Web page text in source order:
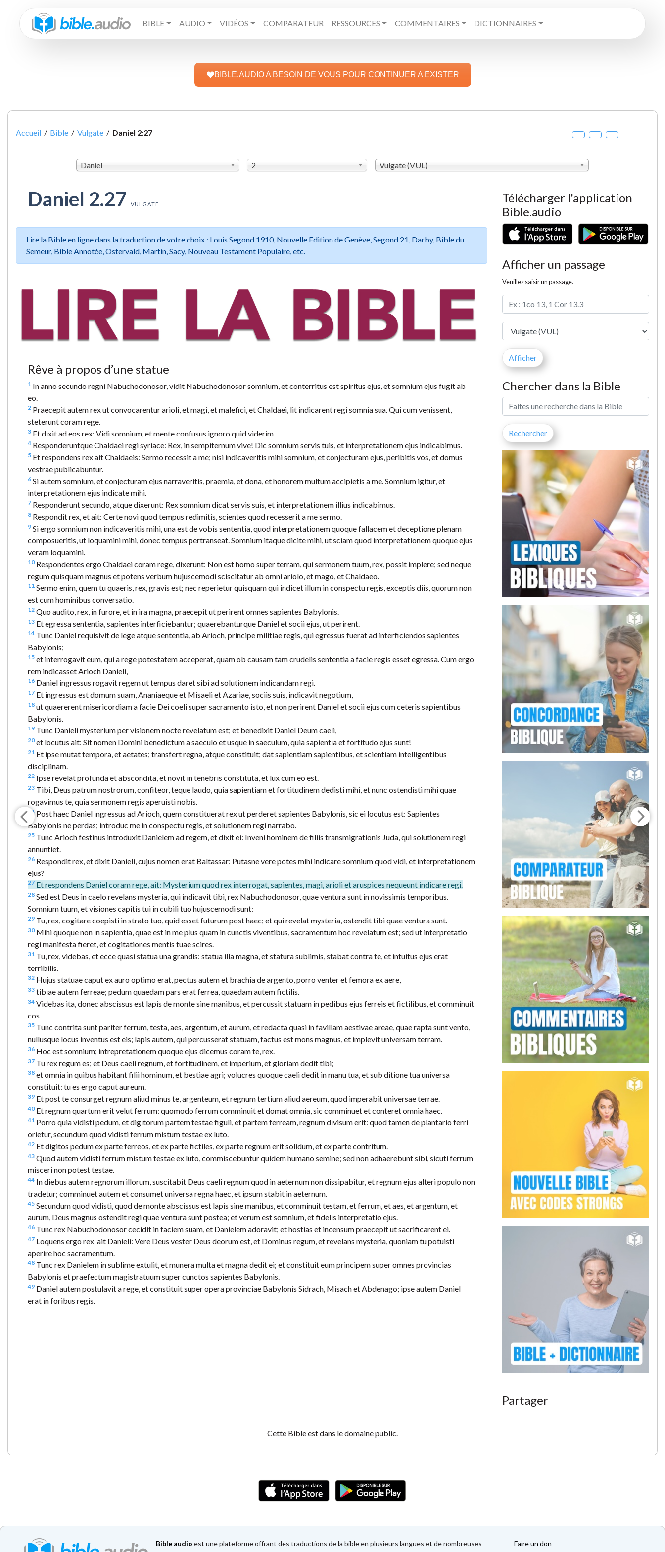
BIBLE AUDIO VIDÉOS COMPARATEUR RESSOURCES COMMENTAIRES DICTIONNAIRES
BIBLE.AUDIO A BESOIN DE VOUS POUR CONTINUER A EXISTER
Accueil / Bible / Vulgate / Daniel 2:27
Daniel 2 Vulgate (VUL)
Daniel 2.27 VULGATE
Lire la Bible en ligne dans la traduction de votre choix : Louis Segond 1910, Nouvelle Edition de Genève, Segond 21, Darby, Bible du
Semeur, Bible Annotée, Ostervald, Martin, Sacy, Nouveau Testament Populaire, etc.
Rêve à propos d’une statue
1 In anno secundo regni Nabuchodonosor, vidit Nabuchodonosor somnium, et conterritus est spiritus ejus, et somnium ejus fugit ab
eo.
2 Praecepit autem rex ut convocarentur arioli, et magi, et malefici, et Chaldaei, lit indicarent regi somnia sua. Qui cum venissent,
steterunt coram rege.
3 Et dixit ad eos rex: Vidi somnium, et mente confusus ignoro quid viderim.
4 Responderuntque Chaldaei regi syriace: Rex, in sempiternum vive! Dic somnium servis tuis, et interpretationem ejus indicabimus.
5 Et respondens rex ait Chaldaeis: Sermo recessit a me; nisi indicaveritis mihi somnium, et conjecturam ejus, peribitis vos, et domus
vestrae publicabuntur.
6 Si autem somnium, et conjecturam ejus narraveritis, praemia, et dona, et honorem multum accipietis a me. Somnium igitur, et
interpretationem ejus indicate mihi.
7 Responderunt secundo, atque dixerunt: Rex somnium dicat servis suis, et interpretationem illius indicabimus.
8 Respondit rex, et ait: Certe novi quod tempus redimitis, scientes quod recesserit a me sermo.
9 Si ergo somnium non indicaveritis mihi, una est de vobis sententia, quod interpretationem quoque fallacem et deceptione plenam
composueritis, ut loquamini mihi, donec tempus pertranseat. Somnium itaque dicite mihi, ut sciam quod interpretationem quoque ejus
veram loquamini.
10Respondentes ergo Chaldaei coram rege, dixerunt: Non est homo super terram, qui sermonem tuum, rex, possit implere; sed neque
regum quisquam magnus et potens verbum hujuscemodi sciscitatur ab omni ariolo, et mago, et Chaldaeo.
11 Sermo enim, quem tu quaeris, rex, gravis est; nec reperietur quisquam qui indicet illum in conspectu regis, exceptis diis, quorum non
est cum hominibus conversatio.
12 Quo audito, rex, in furore, et in ira magna, praecepit ut perirent omnes sapientes Babylonis.
13 Et egressa sententia, sapientes interficiebantur; quaerebanturque Daniel et socii ejus, ut perirent.
14 Tunc Daniel requisivit de lege atque sententia, ab Arioch, principe militiae regis, qui egressus fuerat ad interficiendos sapientes
Babylonis;
15 et interrogavit eum, qui a rege potestatem acceperat, quam ob causam tam crudelis sententia a facie regis esset egressa. Cum ergo
rem indicasset Arioch Danieli,
16 Daniel ingressus rogavit regem ut tempus daret sibi ad solutionem indicandam regi.
17 Et ingressus est domum suam, Ananiaeque et Misaeli et Azariae, sociis suis, indicavit negotium,
18 ut quaererent misericordiam a facie Dei coeli super sacramento isto, et non perirent Daniel et socii ejus cum ceteris sapientibus
Babylonis.
19 Tunc Danieli mysterium per visionem nocte revelatum est; et benedixit Daniel Deum caeli,
20et locutus ait: Sit nomen Domini benedictum a saeculo et usque in saeculum, quia sapientia et fortitudo ejus sunt!
21 Et ipse mutat tempora, et aetates; transfert regna, atque constituit; dat sapientiam sapientibus, et scientiam intelligentibus
disciplinam.
22 Ipse revelat profunda et abscondita, et novit in tenebris constituta, et lux cum eo est.
23 Tibi, Deus patrum nostrorum, confiteor, teque laudo, quia sapientiam et fortitudinem dedisti mihi, et nunc ostendisti mihi quae
rogavimus te, quia sermonem regis aperuisti nobis.
24 Post haec Daniel ingressus ad Arioch, quem constituerat rex ut perderet sapientes Babylonis, sic ei locutus est: Sapientes
Babylonis ne perdas; introduc me in conspectu regis, et solutionem regi narrabo.
25 Tunc Arioch festinus introduxit Danielem ad regem, et dixit ei: Inveni hominem de filiis transmigrationis Juda, qui solutionem regi
annuntiet.
26 Respondit rex, et dixit Danieli, cujus nomen erat Baltassar: Putasne vere potes mihi indicare somnium quod vidi, et interpretationem
ejus?
27 Et respondens Daniel coram rege, ait: Mysterium quod rex interrogat, sapientes, magi, arioli et aruspices nequeunt indicare regi.
28 Sed est Deus in caelo revelans mysteria, qui indicavit tibi, rex Nabuchodonosor, quae ventura sunt in novissimis temporibus.
Somnium tuum, et visiones capitis tui in cubili tuo hujuscemodi sunt:
29 Tu, rex, cogitare coepisti in strato tuo, quid esset futurum post haec; et qui revelat mysteria, ostendit tibi quae ventura sunt.
30Mihi quoque non in sapientia, quae est in me plus quam in cunctis viventibus, sacramentum hoc revelatum est; sed ut interpretatio
regi manifesta fieret, et cogitationes mentis tuae scires.
31 Tu, rex, videbas, et ecce quasi statua una grandis: statua illa magna, et statura sublimis, stabat contra te, et intuitus ejus erat
terribilis.
32 Hujus statuae caput ex auro optimo erat, pectus autem et brachia de argento, porro venter et femora ex aere,
33 tibiae autem ferreae; pedum quaedam pars erat ferrea, quaedam autem fictilis.
34 Videbas ita, donec abscissus est lapis de monte sine manibus, et percussit statuam in pedibus ejus ferreis et fictilibus, et comminuit
cos.
35 Tunc contrita sunt pariter ferrum, testa, aes, argentum, et aurum, et redacta quasi in favillam aestivae areae, quae rapta sunt vento,
nullusque locus inventus est eis; lapis autem, qui percusserat statuam, factus est mons magnus, et implevit universam terram.
36 Hoc est somnium; intrepretationem quoque ejus dicemus coram te, rex.
37 Tu rex regum es; et Deus caeli regnum, et fortitudinem, et imperium, et gloriam dedit tibi;
38 et omnia in quibus habitant filii hominum, et bestiae agri; volucres quoque caeli dedit in manu tua, et sub ditione tua universa
constituit: tu es ergo caput aureum.
39 Et post te consurget regnum aliud minus te, argenteum, et regnum tertium aliud aereum, quod imperabit universae terrae.
40Et regnum quartum erit velut ferrum: quomodo ferrum comminuit et domat omnia, sic comminuet et conteret omnia haec.
41 Porro quia vidisti pedum, et digitorum partem testae figuli, et partem ferream, regnum divisum erit: quod tamen de plantario ferri
orietur, secundum quod vidisti ferrum mistum testae ex luto.
42 Et digitos pedum ex parte ferreos, et ex parte fictiles, ex parte regnum erit solidum, et ex parte contritum.
43 Quod autem vidisti ferrum mistum testae ex luto, commiscebuntur quidem humano semine; sed non adhaerebunt sibi, sicuti ferrum
misceri non potest testae.
44 In diebus autem regnorum illorum, suscitabit Deus caeli regnum quod in aeternum non dissipabitur, et regnum ejus alteri populo non
tradetur; comminuet autem et consumet universa regna haec, et ipsum stabit in aeternum.
45 Secundum quod vidisti, quod de monte abscissus est lapis sine manibus, et comminuit testam, et ferrum, et aes, et argentum, et
aurum, Deus magnus ostendit regi quae ventura sunt postea; et verum est somnium, et fidelis interpretatio ejus.
46 Tunc rex Nabuchodonosor cecidit in faciem suam, et Danielem adoravit; et hostias et incensum praecepit ut sacrificarent ei.
47 Loquens ergo rex, ait Danieli: Vere Deus vester Deus deorum est, et Dominus regum, et revelans mysteria, quoniam tu potuisti
aperire hoc sacramentum.
48 Tunc rex Danielem in sublime extulit, et munera multa et magna dedit ei; et constituit eum principem super omnes provincias
Babylonis et praefectum magistratuum super cunctos sapientes Babylonis.
49 Daniel autem postulavit a rege, et constituit super opera provinciae Babylonis Sidrach, Misach et Abdenago; ipse autem Daniel
erat in foribus regis.
Télécharger l'application
Bible.audio
Afficher un passage
Veuillez saisir un passage.
Chercher dans la Bible
Partager
Cette Bible est dans le domaine public.
Bible audio est une plateforme offrant des traductions de la bible en plusieurs langues et de nombreuses
Faire un don